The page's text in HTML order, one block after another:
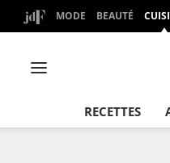
MODE BEAUTÉ
RECETTES